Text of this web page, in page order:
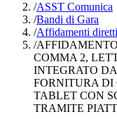
/ASST Comunica
/Bandi di Gara
/Affidamenti
/
COMMA 2,
INTEGRATO
FORNITURA DI
TABLET CON
TRAMITE